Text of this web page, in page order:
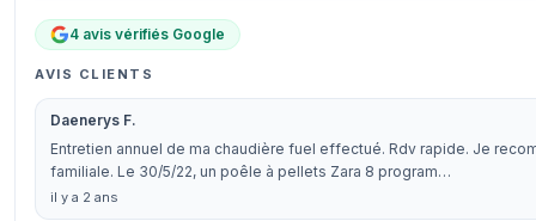
4 avis vérifiés Google
AVIS CLIENTS
Daenerys F.
Entretien annuel de ma chaudière fuel effectué. Rdv rapide. Je
familiale. Le 30/5/22, un poêle à pellets Zara 8 program…
il y a 2 ans